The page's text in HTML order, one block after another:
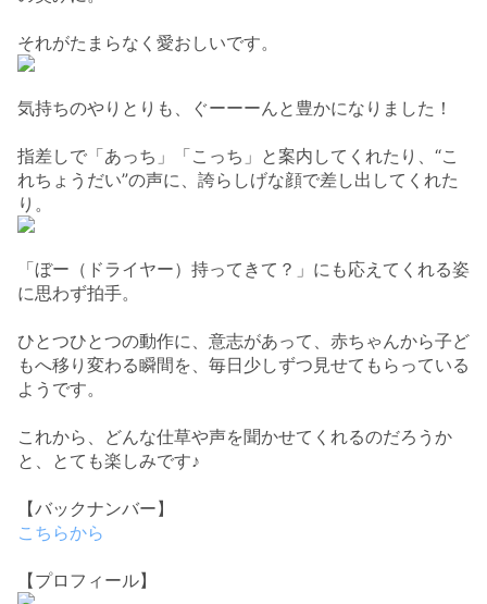
それがたまらなく愛おしいです。
気持ちのやりとりも、ぐーーーんと豊かになりました！
指差しで「あっち」「こっち」と案内してくれたり、“こ
れちょうだい”の声に、誇らしげな顔で差し出してくれた
り。
「ぼー（ドライヤー）持ってきて？」にも応えてくれる姿
に思わず拍手。
ひとつひとつの動作に、意志があって、 赤ちゃんから子ど
もへ移り変わる瞬間を、 毎日少しずつ見せてもらっている
ようです。
これから、どんな仕草や声を聞かせてくれるのだろうか
と、とても楽しみです♪
【バックナンバー】
こちらから
【プロフィール】